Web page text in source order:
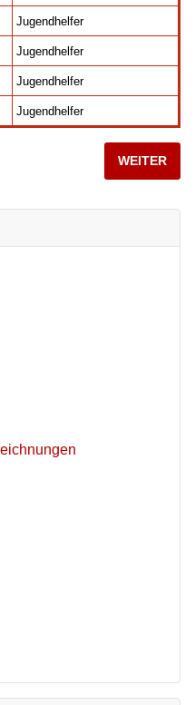
Jugendhelfer
Jugendhelfer
Jugendhelfer
Jugendhelfer
JUGENDLAGER ASCHACH
NÄCHSTER
WEITER